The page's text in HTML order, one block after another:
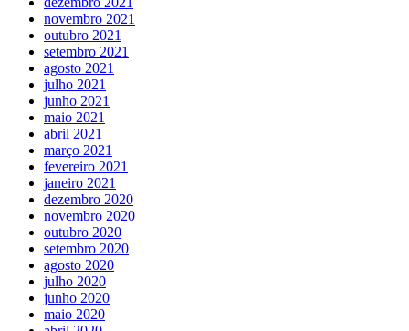
novembro 2021
outubro 2021
setembro 2021
agosto 2021
julho 2021
junho 2021
maio 2021
abril 2021
março 2021
fevereiro 2021
janeiro 2021
dezembro 2020
novembro 2020
outubro 2020
setembro 2020
agosto 2020
julho 2020
junho 2020
maio 2020